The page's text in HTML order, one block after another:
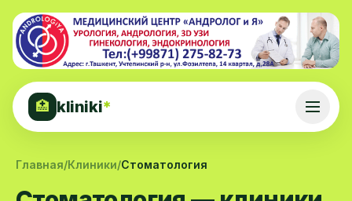
🏥 kliniki*
Главная/Клиники/Стоматология